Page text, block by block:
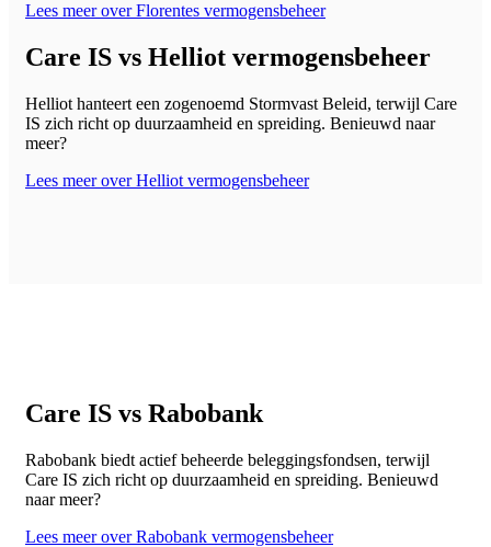
Lees meer over Florentes vermogensbeheer
Care IS vs Helliot vermogensbeheer
Helliot hanteert een zogenoemd Stormvast Beleid, terwijl Care
IS zich richt op duurzaamheid en spreiding. Benieuwd naar
meer?
Lees meer over Helliot vermogensbeheer
Care IS vs Rabobank
Rabobank biedt actief beheerde beleggingsfondsen, terwijl
Care IS zich richt op duurzaamheid en spreiding. Benieuwd
naar meer?
Lees meer over Rabobank vermogensbeheer